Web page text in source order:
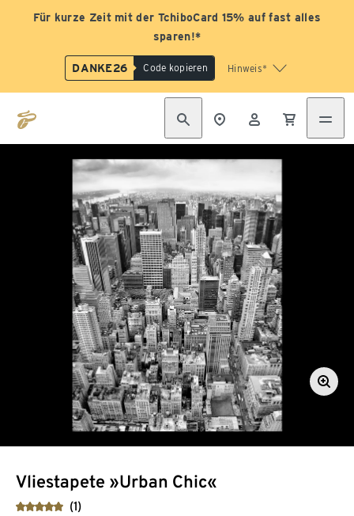
Für kurze Zeit mit der TchiboCard 15% auf fast alles
sparen!*
DANKE26 Code kopieren Hinweis*
Vliestapete »Urban Chic«
(1)